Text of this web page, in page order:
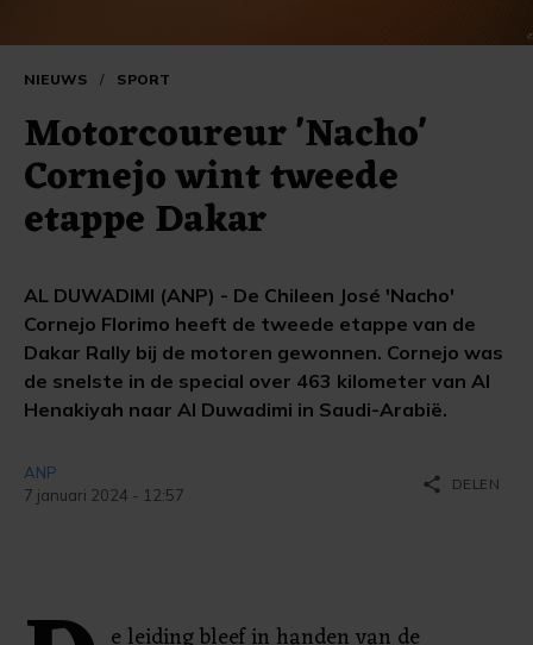
NIEUWS / SPORT
Motorcoureur 'Nacho'
Cornejo wint tweede
etappe Dakar
AL DUWADIMI (ANP) - De Chileen José 'Nacho'
Cornejo Florimo heeft de tweede etappe van de
Dakar Rally bij de motoren gewonnen. Cornejo was
de snelste in de special over 463 kilometer van Al
Henakiyah naar Al Duwadimi in Saudi-Arabië.
ANP
7 januari 2024 - 12:57
share DELEN